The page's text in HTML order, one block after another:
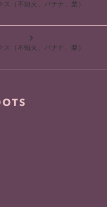
（不知火、バナナ、梨）
（不知火、バナナ、梨）